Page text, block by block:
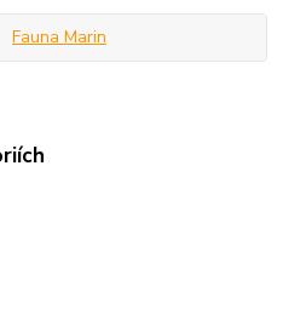
Fauna Marin